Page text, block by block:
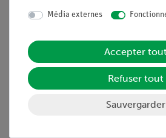
Mentions légales
Service
Aperçu du service
Téléchargements
Média externes
Accepter tout
Refuser tout
Sauvergarder